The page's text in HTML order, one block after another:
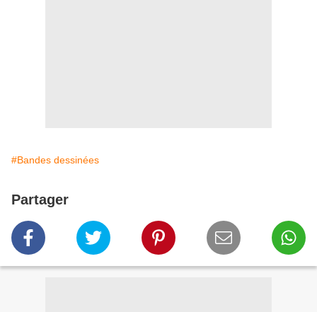
#Bandes dessinées
Partager